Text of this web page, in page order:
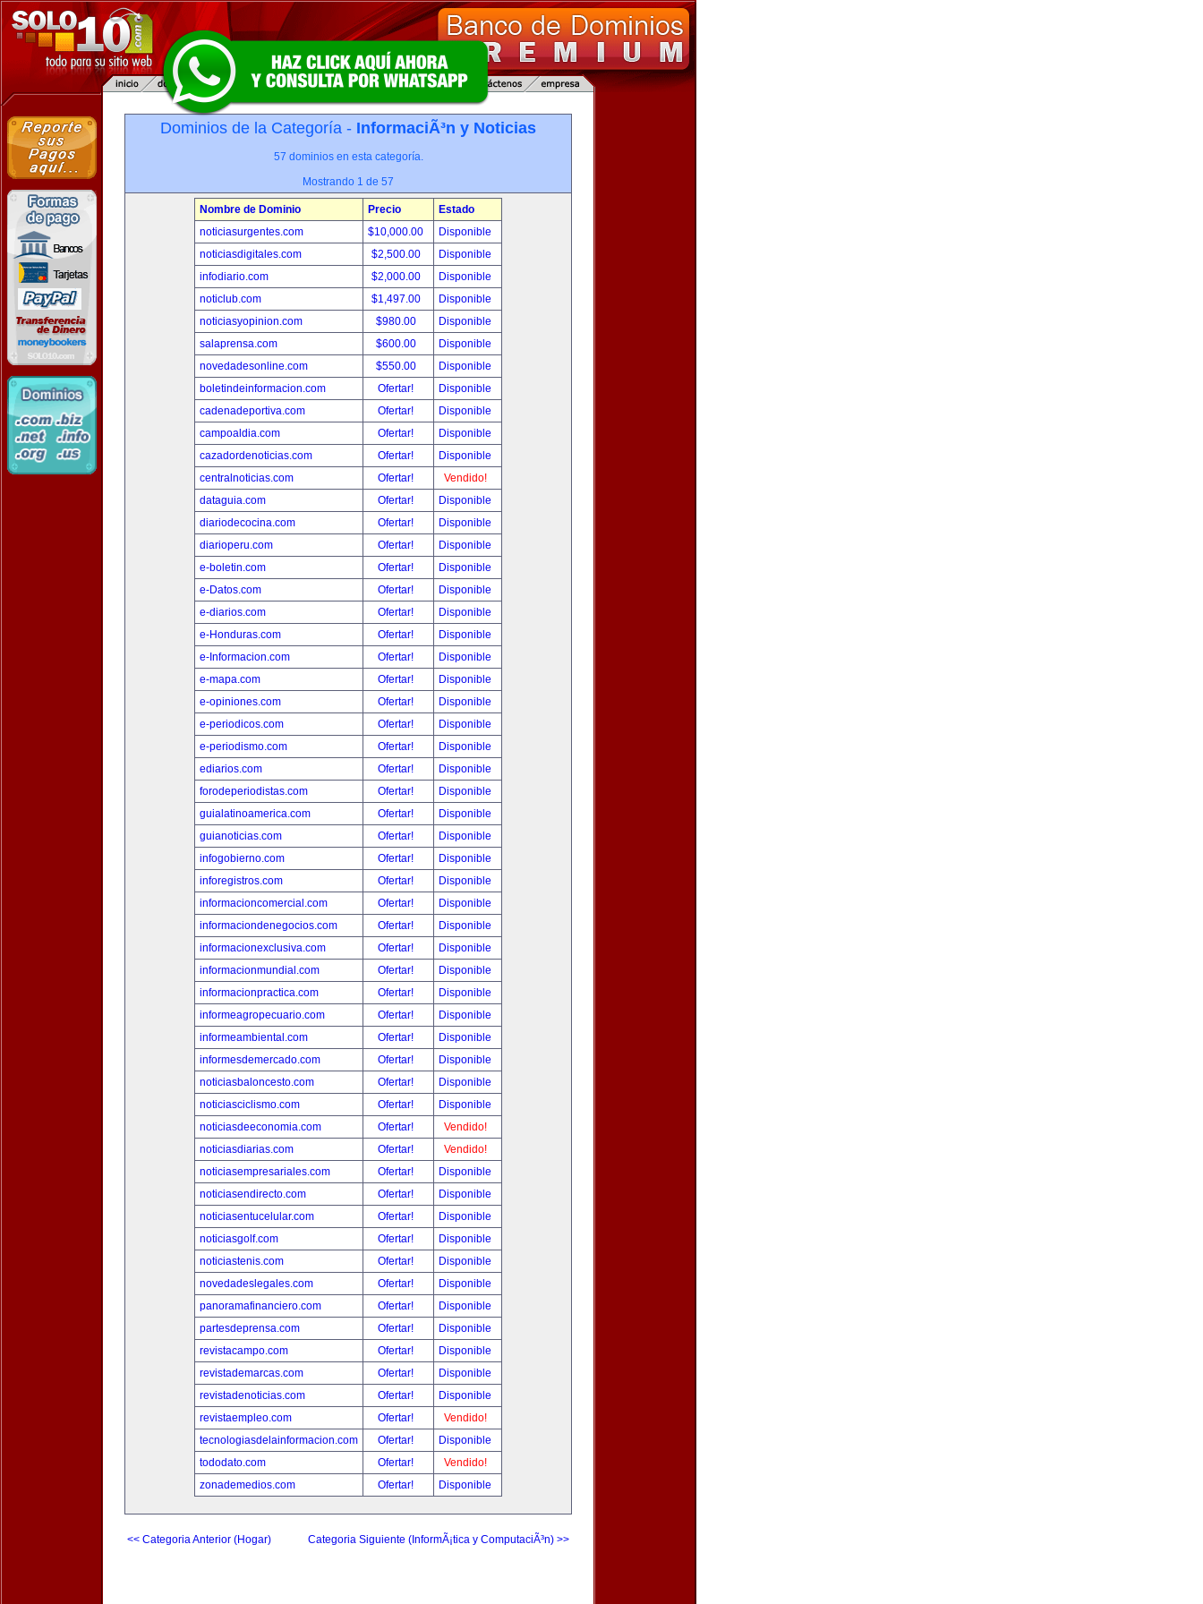
Dominios de la Categoría - InformaciÃ³n y Noticias
57 dominios en esta categoría.
Mostrando 1 de 57
Nombre de Dominio Precio
Estado
noticiasurgentes.com
$10,000.00
Disponible
noticiasdigitales.com
$2,500.00
Disponible
infodiario.com
$2,000.00
Disponible
noticlub.com
$1,497.00
Disponible
noticiasyopinion.com
$980.00
Disponible
salaprensa.com
$600.00
Disponible
novedadesonline.com
$550.00
Disponible
boletindeinformacion.com
Ofertar!
Disponible
cadenadeportiva.com
Ofertar!
Disponible
campoaldia.com
Ofertar!
Disponible
cazadordenoticias.com
Ofertar!
Disponible
centralnoticias.com
Ofertar!
Vendido!
dataguia.com
Ofertar!
Disponible
diariodecocina.com
Ofertar!
Disponible
diarioperu.com
Ofertar!
Disponible
e-boletin.com
Ofertar!
Disponible
e-Datos.com
Ofertar!
Disponible
e-diarios.com
Ofertar!
Disponible
e-Honduras.com
Ofertar!
Disponible
e-Informacion.com
Ofertar!
Disponible
e-mapa.com
Ofertar!
Disponible
e-opiniones.com
Ofertar!
Disponible
e-periodicos.com
Ofertar!
Disponible
e-periodismo.com
Ofertar!
Disponible
ediarios.com
Ofertar!
Disponible
forodeperiodistas.com
Ofertar!
Disponible
guialatinoamerica.com
Ofertar!
Disponible
guianoticias.com
Ofertar!
Disponible
infogobierno.com
Ofertar!
Disponible
inforegistros.com
Ofertar!
Disponible
informacioncomercial.com
Ofertar!
Disponible
informaciondenegocios.com
Ofertar!
Disponible
informacionexclusiva.com
Ofertar!
Disponible
informacionmundial.com
Ofertar!
Disponible
informacionpractica.com
Ofertar!
Disponible
informeagropecuario.com
Ofertar!
Disponible
informeambiental.com
Ofertar!
Disponible
informesdemercado.com
Ofertar!
Disponible
noticiasbaloncesto.com
Ofertar!
Disponible
noticiasciclismo.com
Ofertar!
Disponible
noticiasdeeconomia.com
Ofertar!
Vendido!
noticiasdiarias.com
Ofertar!
Vendido!
noticiasempresariales.com
Ofertar!
Disponible
noticiasendirecto.com
Ofertar!
Disponible
noticiasentucelular.com
Ofertar!
Disponible
noticiasgolf.com
Ofertar!
Disponible
noticiastenis.com
Ofertar!
Disponible
novedadeslegales.com
Ofertar!
Disponible
panoramafinanciero.com
Ofertar!
Disponible
partesdeprensa.com
Ofertar!
Disponible
revistacampo.com
Ofertar!
Disponible
revistademarcas.com
Ofertar!
Disponible
revistadenoticias.com
Ofertar!
Disponible
revistaempleo.com
Ofertar!
Vendido!
tecnologiasdelainformacion.com
Ofertar!
Disponible
tododato.com
Ofertar!
Vendido!
zonademedios.com
Ofertar! Disponible
<< Categoria Anterior (Hogar) Categoria Siguiente (InformÃ¡tica y ComputaciÃ³n) >>